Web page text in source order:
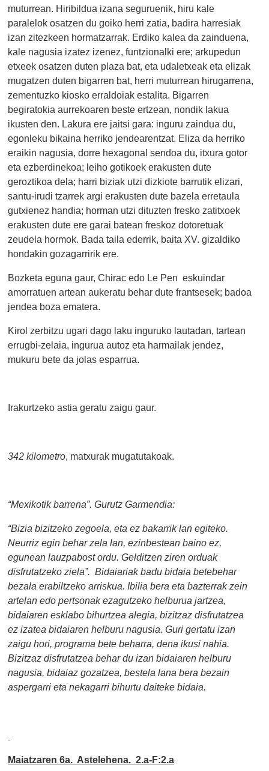
muturrean. Hiribildua izana seguruenik, hiru kale
paralelok osatzen du goiko herri zatia, badira harresiak
izan zitezkeen hormatzarrak. Erdiko kalea da zainduena,
kale nagusia izatez izenez, funtzionalki ere; arkupedun
etxeek osatzen duten plaza bat, eta udaletxeak eta elizak
mugatzen duten bigarren bat, herri muturrean hirugarrena,
zementuzko kiosko erraldoiak estalita. Bigarren
begiratokia aurrekoaren beste ertzean, nondik lakua
ikusten den. Lakura ere jaitsi gara: inguru zaindua du,
egonleku bikaina herriko jendearentzat. Eliza da herriko
eraikin nagusia, dorre hexagonal sendoa du, itxura gotor
eta ezberdinekoa; leiho gotikoek erakusten dute
geroztikoa dela; harri biziak utzi dizkiote barrutik elizari,
santu-irudi tzarrek argi erakusten dute bazela erretaula
gutxienez handia; horman utzi dituzten fresko zatitxoek
erakusten dute ere garai batean freskoz dotoretuak
zeudela hormok. Bada taila ederrik, baita XV. gizaldiko
hondakin gozagarririk ere.
Bozketa eguna gaur, Chirac edo Le Pen eskuindar
amorratuen artean aukeratu behar dute frantsesek; badoa
jendea boza ematera.
Kirol zerbitzu ugari dago laku inguruko lautadan, tartean
errugbi-zelaia, ingurua autoz eta harmailak jendez,
mukuru bete da jolas esparrua.
Irakurtzeko astia geratu zaigu gaur.
342 kilometro, matxurak mugatutakoak.
“Mexikotik barrena”. Gurutz Garmendia:
“Bizia bizitzeko zegoela, eta ez bakarrik lan egiteko.
Neurriz egin behar zela lan, ezinbestean baino ez,
egunean lauzpabost ordu. Gelditzen ziren orduak
disfrutatzeko ziela”. Bidaiariak badu bidaia betebehar
bezala erabiltzeko arriskua. Ibilia bera eta bazterrak zein
artelan edo pertsonak ezagutzeko helburua jartzea,
bidaiaren esklabo bihurtzea alegia, bizitzaz disfrutatzea
ez izatea bidaiaren helburu nagusia. Guri gertatu izan
zaigu hori, programa bete beharra, dena ikusi nahia.
Bizitzaz disfrutatzea behar du izan bidaiaren helburu
nagusia, bidaiaz gozatzea, bestela lana bera bezain
aspergarri eta nekagarri bihurtu daiteke bidaia.
Maiatzaren 6a. Astelehena. 2.a-F:2.a